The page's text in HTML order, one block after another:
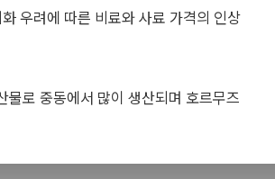
우려에 따른 비료와 사료 가격의 인상
물로 중동에서 많이 생산되며 호르무즈